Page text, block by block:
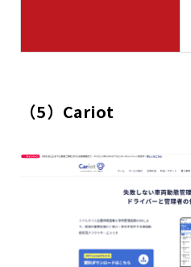
（5） Cariot